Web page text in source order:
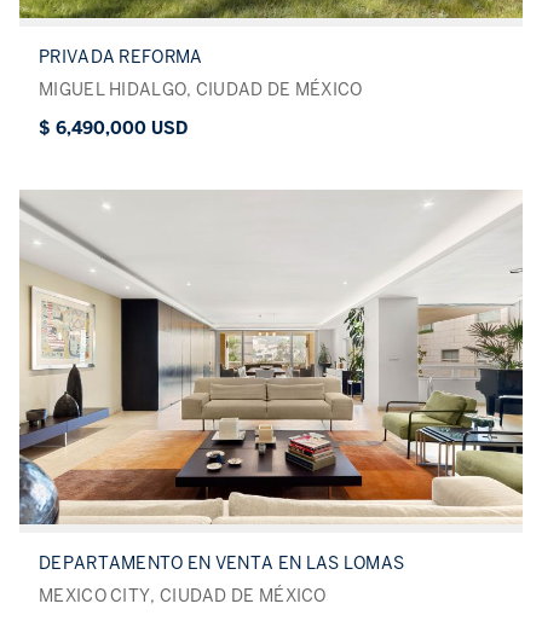
PRIVADA REFORMA
MIGUEL HIDALGO, CIUDAD DE MÉXICO
$ 6,490,000 USD
DEPARTAMENTO EN VENTA EN LAS LOMAS
MEXICO CITY, CIUDAD DE MÉXICO